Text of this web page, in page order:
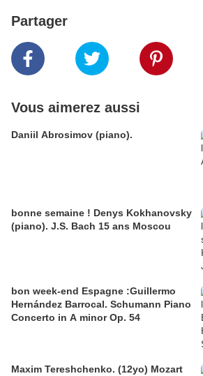
Partager
Vous aimerez aussi
Daniil Abrosimov (piano).
bonne semaine ! Denys Kokhanovsky
(piano). J.S. Bach 15 ans Moscou
bon week-end Espagne :Guillermo
Hernández Barrocal. Schumann Piano
Concerto in A minor Op. 54
Maxim Tereshchenko. (12yo) Mozart